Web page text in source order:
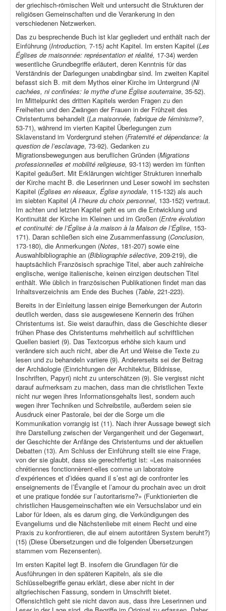
der griechisch-römischen Welt und untersucht die Strukturen der
religiösen Gemeinschaften und die Verankerung in den
verschiedenen Netzwerken.
Das zu besprechende Buch ist klar gegliedert und enthält nach der
Einführung (Introduction, 7-15) acht Kapitel. Im ersten Kapitel (Les
Églises de maisonnée: représentation et réalité, 17-34) werden
wesentliche Grundbegriffe erläutert, deren Kenntnis für das
Verständnis der Darlegungen unabdingbar sind. Im zweiten Kapitel
befasst sich B. mit dem Mythos einer Kirche im Untergrund (Ni
cachées, ni confinées: le mythe d’une Église souterraine, 35-52).
Im Mittelpunkt des dritten Kapitels werden Fragen zu den
Freiheiten und den Zwängen der Frauen in der Frühzeit des
Christentums behandelt (La maisonnée, fabrique de féminisme?,
53-71), während im vierten Kapitel Überlegungen zum
Sklavenstand im Vordergrund stehen (Fraternité et dépendance: la
question de l’esclavage, 73-92). Gedanken zu
Migrationsbewegungen aus beruflichen Gründen (Migrations
professionnelles et mobilité religieuse, 93-113) werden im fünften
Kapitel geäußert. Mit Erklärungen wichtiger Strukturen innerhalb
der Kirche macht B. die Leserinnen und Leser sowohl im sechsten
Kapitel (Églises en réseaux, Église synodale, 115-132) als auch
im siebten Kapitel (À l’heure du choix personnel, 133-152) vertraut.
Im achten und letzten Kapitel geht es um die Entwicklung und
Kontinuität der Kirche im Kleinen und im Großen (Entre évolution
et continuité: de l’Église à la maison à la Maison de l’Église, 153-
171). Daran schließen sich eine Zusammenfassung (Conclusion,
173-180), die Anmerkungen (Notes, 181-207) sowie eine
Auswahlbibliographie an (Bibliographie sélective, 209-219), die
hauptsächlich Französisch sprachige Titel, aber auch zahlreiche
englische, wenige italienische, keinen einzigen deutschen Titel
enthält. Wie üblich in französischen Publikationen findet man das
Inhaltsverzeichnis am Ende des Buches (Table, 221-223).
Bereits in der Einleitung lassen einige Bemerkungen der Autorin
deutlich werden, dass sie ausgewiesene Kennerin des frühen
Christentums ist. Sie weist daraufhin, dass die Geschichte dieser
frühen Phase des Christentums mehrheitlich auf schriftlichen
Quellen basiert (9). Das Textcorpus erhöhe sich kaum und
verändere sich auch nicht, aber die Art und Weise die Texte zu
lesen und zu behandeln variiere (9). Andererseits sei der Beitrag
der Archäologie (Einrichtungen der Architektur, Bildnisse,
Inschriften, Papyri) nicht zu unterschätzen (9). Sie vergisst nicht
darauf aufmerksam zu machen, dass man die christlichen Texte
nicht nur wegen ihres Informationsgehalts liest, sondern auch
wegen ihrer Techniken und Schreibstile, außerdem seien sie
Ausdruck einer Pastorale, bei der die Sorge um die
Kommunikation vorrangig ist (11). Nach ihrer Aussage bewegt sich
ihre Darstellung zwischen der Vergangenheit und der Gegenwart,
der Geschichte der Anfänge des Christentums und der aktuellen
Debatten (13). Am Schluss der Einführung stellt sie eine Frage,
von der sie glaubt, dass sie gerechtfertigt ist: «Les maisonnées
chrétiennes fonctionnèrent-elles comme un laboratoire
d’expériences et d’idées quand il s’est agi de confronter les
enseignements de l’Évangile et l’amour du prochain avec un droit
et une pratique fondée sur l’autoritarisme?» (Funktionierten die
christlichen Hausgemeinschaften wie ein Versuchslabor und ein
Labor für Ideen, als es darum ging, die Verkündigungen des
Evangeliums und die Nächstenliebe mit einem Recht und eine
Praxis zu konfrontieren, die auf einem autoritären System beruht?)
(15) (Diese Übersetzungen und die folgenden Übersetzungen
stammen vom Rezensenten).
Im ersten Kapitel legt B. insofern die Grundlagen für die
Ausführungen in den späteren Kapiteln, als sie die
Schlüsselbegriffe genau erklärt, diese aber nicht in der
altgriechischen Fassung, sondern in Umschrift bietet.
Offensichtlich geht sie nicht davon aus, dass ihre Leserinnen und